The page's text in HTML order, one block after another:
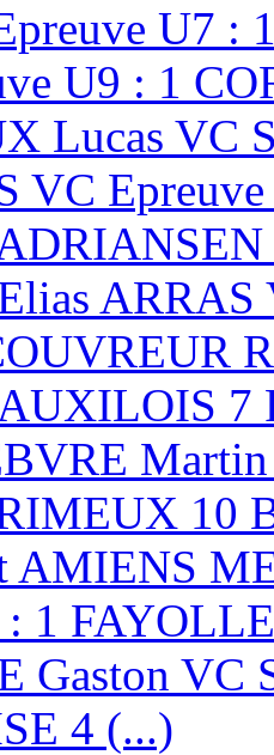
U7 :
U9 : 1
Lucas VC
VC
7
10
AMIENS
: 1
Gaston VC
4 (...)